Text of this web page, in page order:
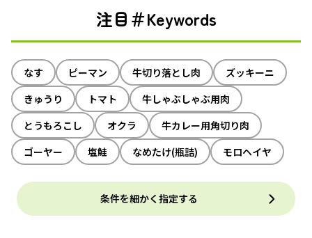
注目＃Keywords
なす ピーマン 牛切り落とし肉
ズッキーニ
きゅうり
トマト
牛しゃぶしゃぶ用肉
とうもろこし
オクラ
牛カレー用角切り肉
ゴーヤー
塩鮭 なめたけ(瓶詰) モロヘイヤ
条件を細かく指定する